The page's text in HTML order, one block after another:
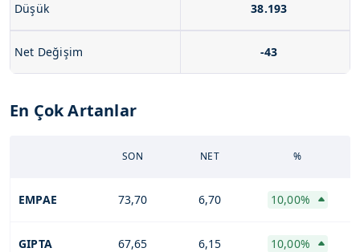
Düşük 38.193
Net Değişim -43
En Çok Artanlar
SON NET %
EMPAE 73,70 6,70 10,00%
GIPTA 67,65 6,15 10,00%